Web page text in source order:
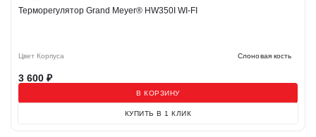
Терморегулятор Grand Meyer® HW350I WI-FI
Цвет Корпуса Cлоновая кость
3 600 ₽
В КОРЗИНУ
КУПИТЬ В 1 КЛИК